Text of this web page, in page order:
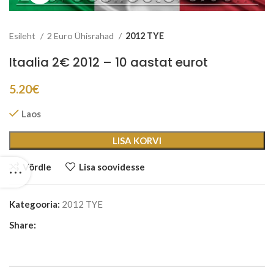
Esileht 2 Euro Ühisrahad 2012 TYE
Itaalia 2€ 2012 – 10 aastat eurot
5.20€
Laos
LISA KORVI
Võrdle Lisa soovidesse
Kategooria: 2012 TYE
Share: